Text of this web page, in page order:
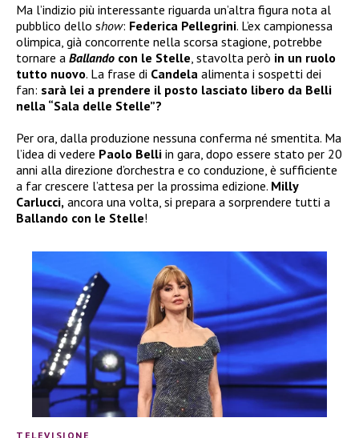
Ma l’indizio più interessante riguarda un’altra figura nota al
pubblico dello show: Federica Pellegrini. L’ex campionessa
olimpica, già concorrente nella scorsa stagione, potrebbe
tornare a Ballando con le Stelle , stavolta però in un ruolo
tutto nuovo. La frase di Candela alimenta i sospetti dei
fan: sarà lei a prendere il posto lasciato libero da Belli
nella “Sala delle Stelle”?
Per ora, dalla produzione nessuna conferma né smentita. Ma
l’idea di vedere Paolo Belli in gara, dopo essere stato per 20
anni alla direzione d’orchestra e co conduzione, è sufficiente
a far crescere l’attesa per la prossima edizione. Milly
Carlucci, ancora una volta, si prepara a sorprendere tutti a
Ballando con le Stelle!
TELEVISIONE